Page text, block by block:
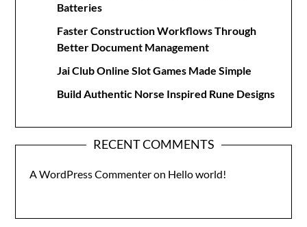
Batteries
Faster Construction Workflows Through
Better Document Management
Jai Club Online Slot Games Made Simple
Build Authentic Norse Inspired Rune Designs
RECENT COMMENTS
A WordPress Commenteron Hello world!